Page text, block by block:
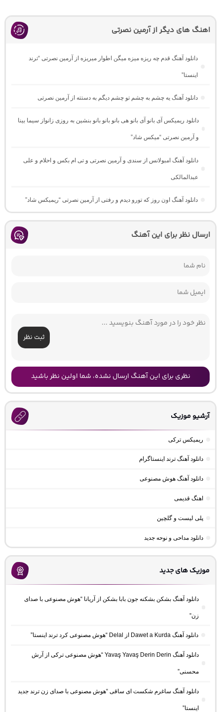
اهنگ های دیگر از آرمین نصرتی
دانلود آهنگ ﻗﺪم ﭼﻪ رﻳﺰه ﻣﻴﺰه ﻣﻴﮕﻦ اﻃﻮار ﻣﻴﺮﻳﺰه از آرمین نصرتی “ترند
اینستا”
دانلود آهنگ یه چشم به چشم تو چشم دیگم به دستته از آرمین نصرتی
دانلود ریمیکس آی بانو آی بانو هی بانو بانو بانو بنشین به روزی زانواز سیما بینا
و آرمین نصرتی “میکس شاد”
دانلود آهنگ امبولانس از سندی و آرمین نصرتی و تی ام بکس و احلام و علی
عبدالمالکی
دانلود آهنگ اون روز که تورو دیدم و رفتی از آرمین نصرتی “ریمیکس شاد”
ارسال نظر برای این آهنگ
ثبت نظر
نظری برای این آهنگ ارسال نشده، شما اولین نظر باشید
آرشیو موزیک
ریمیکس ترکی
دانلود آهنگ ترند اینستاگرام
دانلود آهنگ هوش مصنوعی
اهنگ قدیمی
پلی لیست و گلچین
دانلود مداحی و نوحه جدید
موزیک های جدید
دانلود آهنگ بشکن بشکنه جون بابا بشکن از آریانا “هوش مصنوعی با صدای
زن”
دانلود آهنگ Dawet a Kurda از Delal “هوش مصنوعی کرد ترند اینستا”
دانلود آهنگ Yavaş Yavaş Derin Derin “هوش مصنوعی ترکی از آرش
محسنی”
دانلود آهنگ ساغرم شکست ای ساقی “هوش مصنوعی با صدای زن ترند جدید
اینستا”